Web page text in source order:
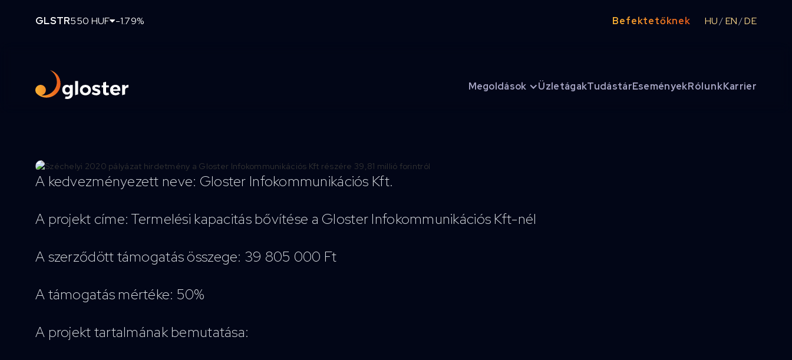
GLSTR550 HUF -1.79% Befektetőknek HU / EN /DE
Megoldások ÜzletágakTudástárEseményekRólunkKarrier
A kedvezményezett neve: Gloster Infokommunikációs Kft.
A projekt címe: Termelési kapacitás bővítése a Gloster Infokommunikációs Kft-nél
A szerződött támogatás összege: 39 805 000 Ft
A támogatás mértéke: 50%
A projekt tartalmának bemutatása: